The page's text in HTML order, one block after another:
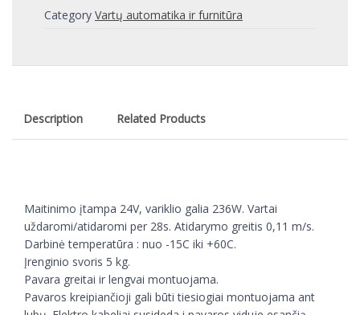
Category Vartų automatika ir furnitūra
Description Related Products
Maitinimo įtampa 24V, variklio galia 236W. Vartai
uždaromi/atidaromi per 28s. Atidarymo greitis 0,11 m/s.
Darbinė temperatūra : nuo -15C iki +60C.
Įrenginio svoris 5 kg.
Pavara greitai ir lengvai montuojama.
Pavaros kreipiančioji gali būti tiesiogiai montuojama ant